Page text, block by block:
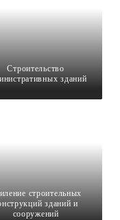
Строительство
зданий
строительных
зданий и
сооружений